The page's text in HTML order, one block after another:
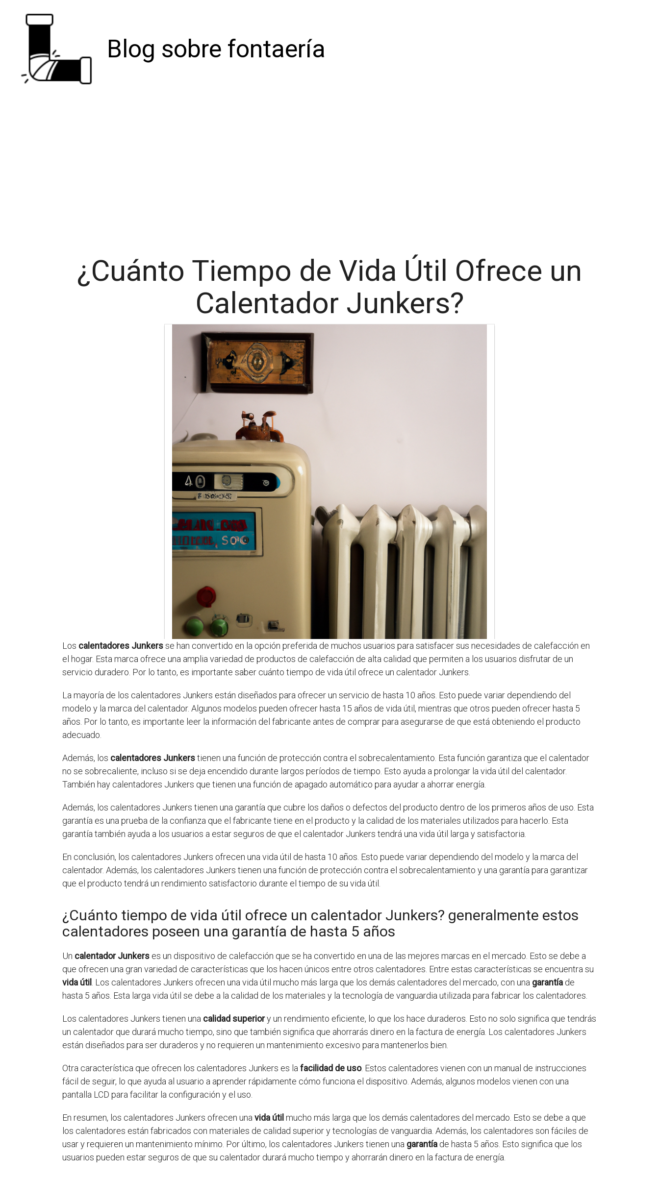
Blog sobre fontaería
¿Cuánto Tiempo de Vida Útil Ofrece un
Calentador Junkers?
Los calentadores Junkersse han convertido en la opción preferida de muchos usuarios para satisfacer sus necesidades de calefacción en
el hogar. Esta marca ofrece una amplia variedad de productos de calefacción de alta calidad que permiten a los usuarios disfrutar de un
servicio duradero. Por lo tanto, es importante saber cuánto tiempo de vida útil ofrece un calentador Junkers.
La mayoría de los calentadores Junkers están diseñados para ofrecer un servicio de hasta 10 años. Esto puede variar dependiendo del
modelo y la marca del calentador. Algunos modelos pueden ofrecer hasta 15 años de vida útil, mientras que otros pueden ofrecer hasta 5
años. Por lo tanto, es importante leer la información del fabricante antes de comprar para asegurarse de que está obteniendo el producto
adecuado.
Además, los calentadores Junkerstienen una función de protección contra el sobrecalentamiento. Esta función garantiza que el calentador
no se sobrecaliente, incluso si se deja encendido durante largos períodos de tiempo. Esto ayuda a prolongar la vida útil del calentador.
También hay calentadores Junkers que tienen una función de apagado automático para ayudar a ahorrar energía.
Además, los calentadores Junkers tienen una garantía que cubre los daños o defectos del producto dentro de los primeros años de uso. Esta
garantía es una prueba de la confianza que el fabricante tiene en el producto y la calidad de los materiales utilizados para hacerlo. Esta
garantía también ayuda a los usuarios a estar seguros de que el calentador Junkers tendrá una vida útil larga y satisfactoria.
En conclusión, los calentadores Junkers ofrecen una vida útil de hasta 10 años. Esto puede variar dependiendo del modelo y la marca del
calentador. Además, los calentadores Junkers tienen una función de protección contra el sobrecalentamiento y una garantía para garantizar
que el producto tendrá un rendimiento satisfactorio durante el tiempo de su vida útil.
¿Cuánto tiempo de vida útil ofrece un calentador Junkers? generalmente estos
calentadores poseen una garantía de hasta 5 años
Un calentador Junkers es un dispositivo de calefacción que se ha convertido en una de las mejores marcas en el mercado. Esto se debe a
que ofrecen una gran variedad de características que los hacen únicos entre otros calentadores. Entre estas características se encuentra su
vida útil . Los calentadores Junkers ofrecen una vida útil mucho más larga que los demás calentadores del mercado, con una garantía de
hasta 5 años. Esta larga vida útil se debe a la calidad de los materiales y la tecnología de vanguardia utilizada para fabricar los calentadores.
Los calentadores Junkers tienen una calidad superiory un rendimiento eficiente, lo que los hace duraderos. Esto no solo significa que tendrás
un calentador que durará mucho tiempo, sino que también significa que ahorrarás dinero en la factura de energía. Los calentadores Junkers
están diseñados para ser duraderos y no requieren un mantenimiento excesivo para mantenerlos bien.
Otra característica que ofrecen los calentadores Junkers es la facilidad de uso. Estos calentadores vienen con un manual de instrucciones
fácil de seguir, lo que ayuda al usuario a aprender rápidamente cómo funciona el dispositivo. Además, algunos modelos vienen con una
pantalla LCD para facilitar la configuración y el uso.
En resumen, los calentadores Junkers ofrecen una vida útil mucho más larga que los demás calentadores del mercado. Esto se debe a que
los calentadores están fabricados con materiales de calidad superior y tecnologías de vanguardia. Además, los calentadores son fáciles de
usar y requieren un mantenimiento mínimo. Por último, los calentadores Junkers tienen una garantía de hasta 5 años. Esto significa que los
usuarios pueden estar seguros de que su calentador durará mucho tiempo y ahorrarán dinero en la factura de energía.